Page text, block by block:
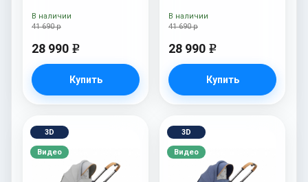
41 690 р
28 990 e
Купить
В наличии
41 690 р
28 990 e
Купить
В наличии
3D
Видео
3D
Видео